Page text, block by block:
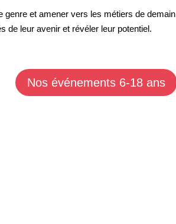
genre et amener vers les métiers de demain
de leur avenir et révéler leur potentiel.
Nos événements 6-18 ans